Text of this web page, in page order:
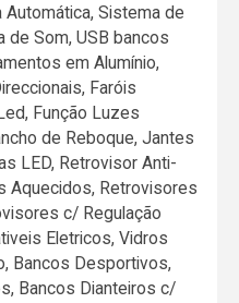
Sistema de
de Som, USB bancos
em Alumínio,
Faróis
Função Luzes
de Reboque, Jantes
LED, Retrovisor Anti-
Aquecidos, Retrovisores
c/ Regulação
Eletricos, Vidros
Bancos Desportivos,
Bancos Dianteiros c/